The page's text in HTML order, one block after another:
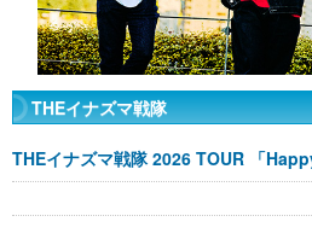
THEイナズマ戦隊
THEイナズマ戦隊 2026 TOUR 「